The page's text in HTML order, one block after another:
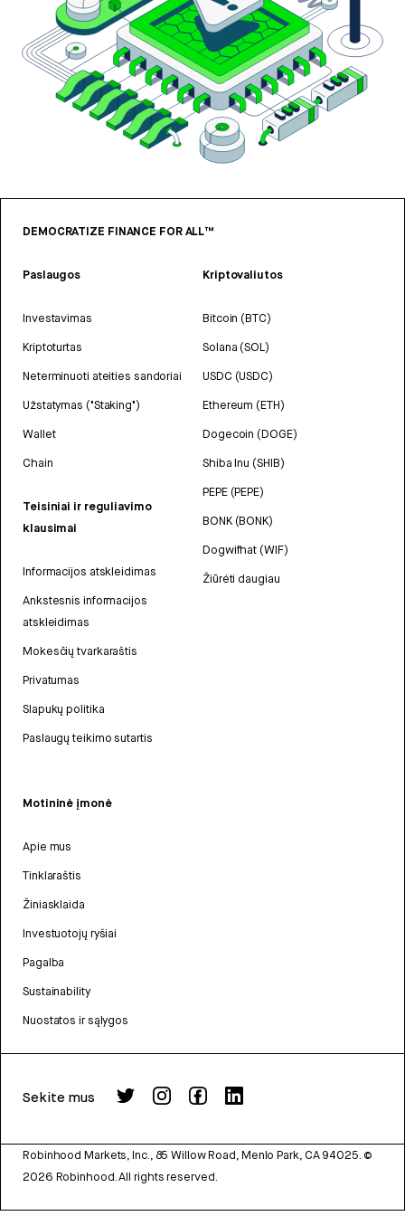
DEMOCRATIZE FINANCE FOR ALL™
Paslaugos
Investavimas
Kriptoturtas
Neterminuoti ateities sandoriai
Užstatymas ("Staking")
Wallet
Chain
Teisiniai ir reguliavimo
klausimai
Informacijos atskleidimas
Ankstesnis informacijos
atskleidimas
Mokesčių tvarkaraštis
Privatumas
Slapukų politika
Paslaugų teikimo sutartis
Kriptovaliutos
Bitcoin (BTC)
Solana (SOL)
USDC (USDC)
Ethereum (ETH)
Dogecoin (DOGE)
Shiba Inu (SHIB)
PEPE (PEPE)
BONK (BONK)
Dogwifhat (WIF)
Žiūrėti daugiau
Motininė įmonė
Apie mus
Tinklaraštis
Žiniasklaida
Investuotojų ryšiai
Pagalba
Sustainability
Nuostatos ir sąlygos
Sekite mus
Robinhood Markets, Inc., 85 Willow Road, Menlo Park, CA 94025. ©
2026 Robinhood. All rights reserved.